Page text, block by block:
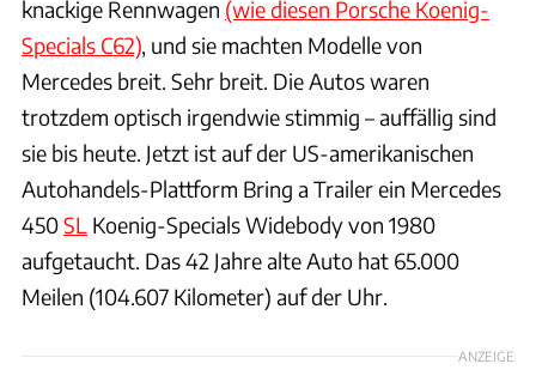
knackige Rennwagen (wie diesen Porsche Koenig-
Specials C62), und sie machten Modelle von
Mercedes breit. Sehr breit. Die Autos waren
trotzdem optisch irgendwie stimmig – auffällig sind
sie bis heute. Jetzt ist auf der US-amerikanischen
Autohandels-Plattform Bring a Trailer ein Mercedes
450SL Koenig-Specials Widebody von 1980
aufgetaucht. Das 42 Jahre alte Auto hat 65.000
Meilen (104.607 Kilometer) auf der Uhr.
ANZEIGE